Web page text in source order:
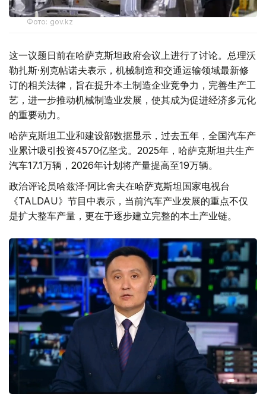
Фото: gov.kz
这一议题日前在哈萨克斯坦政府会议上进行了讨论。总理沃
勒扎斯·别克帖诺夫表示，机械制造和交通运输领域最新修
订的相关法律，旨在提升本土制造企业竞争力，完善生产工
艺，进一步推动机械制造业发展，使其成为促进经济多元化
的重要动力。
哈萨克斯坦工业和建设部数据显示，过去五年，全国汽车产
业累计吸引投资4570亿坚戈。2025年，哈萨克斯坦共生产
汽车17.1万辆，2026年计划将产量提高至19万辆。
政治评论员哈兹泽·阿比舍夫在哈萨克斯坦国家电视台
《TALDAU》节目中表示，当前汽车产业发展的重点不仅
是扩大整车产量，更在于逐步建立完整的本土产业链。